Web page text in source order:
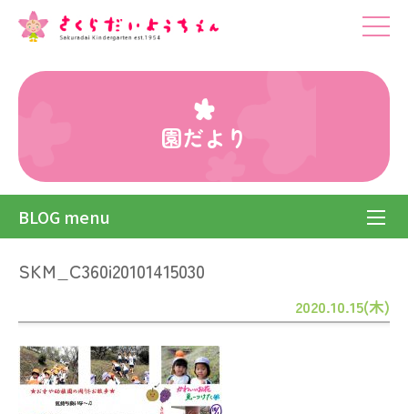
園だより
BLOG menu
SKM_C360i20101415030
2020.10.15(木)